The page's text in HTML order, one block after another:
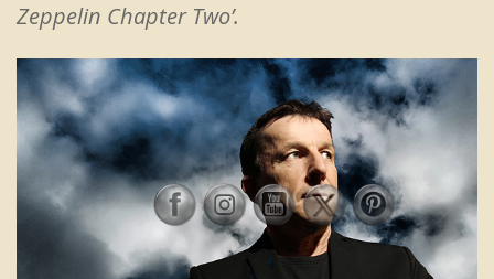
Zeppelin Chapter Two’.